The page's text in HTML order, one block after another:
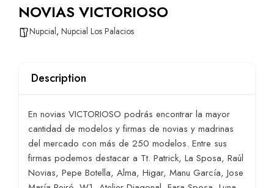
NOVIAS VICTORIOSO
Nupcial, Nupcial Los Palacios
Description
En novias VICTORIOSO podrás encontrar la mayor
cantidad de modelos y firmas de novias y madrinas
del mercado con más de 250 modelos. Entre sus
firmas podemos destacar a Tt. Patrick, La Sposa, Raúl
Novias, Pepe Botella, Alma, Higar, Manu García, Jose